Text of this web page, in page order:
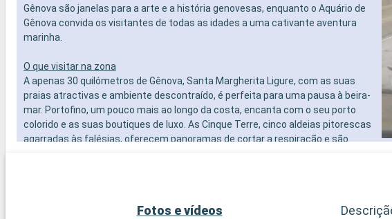
Gênova são janelas para a arte e a história genovesas, enquanto o Aquário de
Gênova convida os visitantes de todas as idades a uma cativante aventura
marinha.
O que visitar na zona
A apenas 30 quilómetros de Gênova, Santa Margherita Ligure, com as suas
praias atractivas e ambiente descontraído, é perfeita para uma pausa à beira-
mar. Portofino, um pouco mais ao longo da costa, encanta com o seu porto
colorido e as suas boutiques de luxo. As Cinque Terre, cinco aldeias pitorescas
agarradas às falésias, oferecem panoramas de cortar a respiração e são
Fotos e vídeos